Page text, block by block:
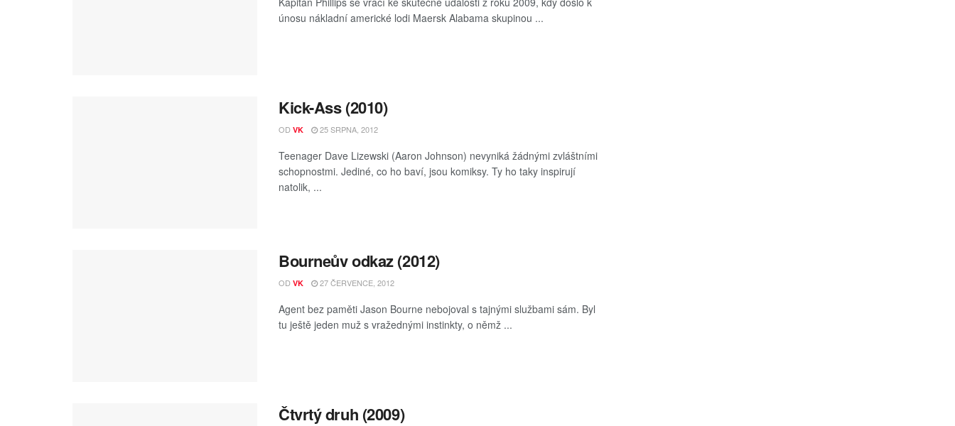
únosu nákladní americké lodi Maersk Alabama skupinou ...
Kick-Ass (2010)
OD VK 25 SRPNA, 2012
Teenager Dave Lizewski (Aaron Johnson) nevyniká žádnými zvláštními
schopnostmi. Jediné, co ho baví, jsou komiksy. Ty ho taky inspirují
natolik, ...
Bourneův odkaz (2012)
OD VK 27 ČERVENCE, 2012
Agent bez paměti Jason Bourne nebojoval s tajnými službami sám. Byl
tu ještě jeden muž s vražednými instinkty, o němž ...
Čtvrtý druh (2009)